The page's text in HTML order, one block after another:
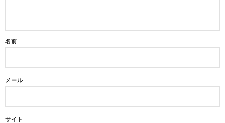
名前
メール
サイト